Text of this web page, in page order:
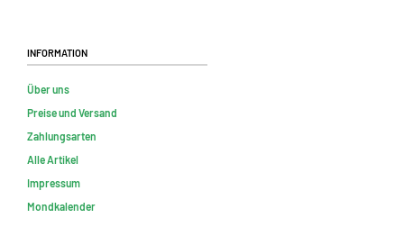
Information
Über uns
Preise und Versand
Zahlungsarten
Alle Artikel
Impressum
Mondkalender